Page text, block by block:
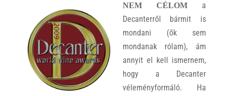
NEM CÉLOM a
Decanterről bármit is
mondani (ők sem
mondanak rólam), ám
annyit el kell ismernem,
hogy a Decanter
véleményformáló. Ha